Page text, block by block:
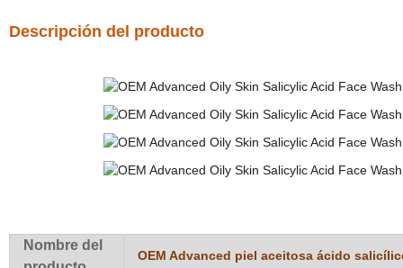
Descripción del producto
Nombre del
OEM Advanced piel aceitosa ácido